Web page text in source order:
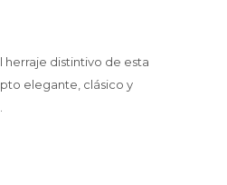
herraje distintivo de esta
elegante, clásico y